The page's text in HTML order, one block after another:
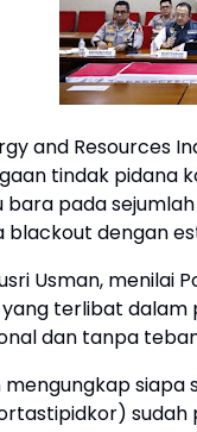
and Resources
tindak pidana
pada
dengan
Usman,
terlibat
dan tanpa
mengungkap